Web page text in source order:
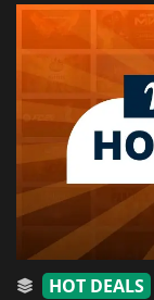
HOT DEALS